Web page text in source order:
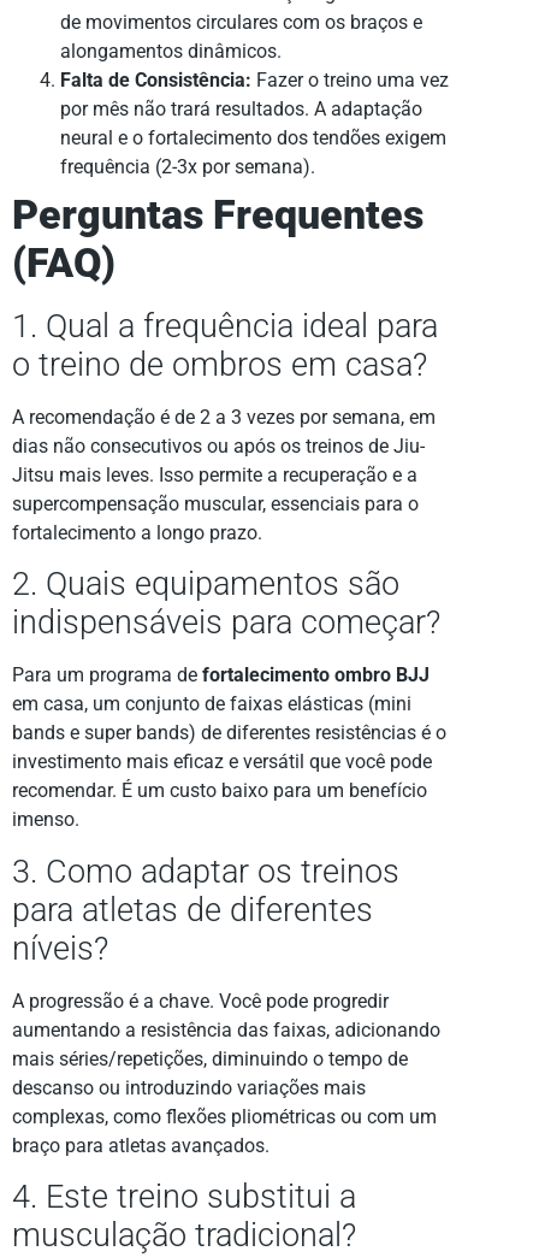
de movimentos circulares com os braços e
alongamentos dinâmicos.
Falta de Consistência: Fazer o treino uma vez
por mês não trará resultados. A adaptação
neural e o fortalecimento dos tendões exigem
frequência (2-3x por semana).
Perguntas Frequentes
(FAQ)
1. Qual a frequência ideal para
o treino de ombros em casa?
A recomendação é de 2 a 3 vezes por semana, em
dias não consecutivos ou após os treinos de Jiu-
Jitsu mais leves. Isso permite a recuperação e a
supercompensação muscular, essenciais para o
fortalecimento a longo prazo.
2. Quais equipamentos são
indispensáveis para começar?
Para um programa de fortalecimento ombro BJJ
em casa, um conjunto de faixas elásticas (mini
bands e super bands) de diferentes resistências é o
investimento mais eficaz e versátil que você pode
recomendar. É um custo baixo para um benefício
imenso.
3. Como adaptar os treinos
para atletas de diferentes
níveis?
A progressão é a chave. Você pode progredir
aumentando a resistência das faixas, adicionando
mais séries/repetições, diminuindo o tempo de
descanso ou introduzindo variações mais
complexas, como flexões pliométricas ou com um
braço para atletas avançados.
4. Este treino substitui a
musculação tradicional?